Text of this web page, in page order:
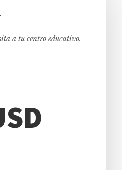
a tu centro educativo.